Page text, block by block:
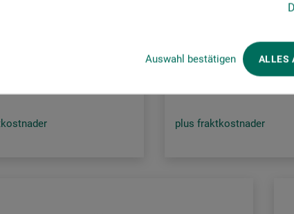
Auswahl bestätigen ALLES
Disegno 4
från327,00 SEK *
plus fraktkostnader